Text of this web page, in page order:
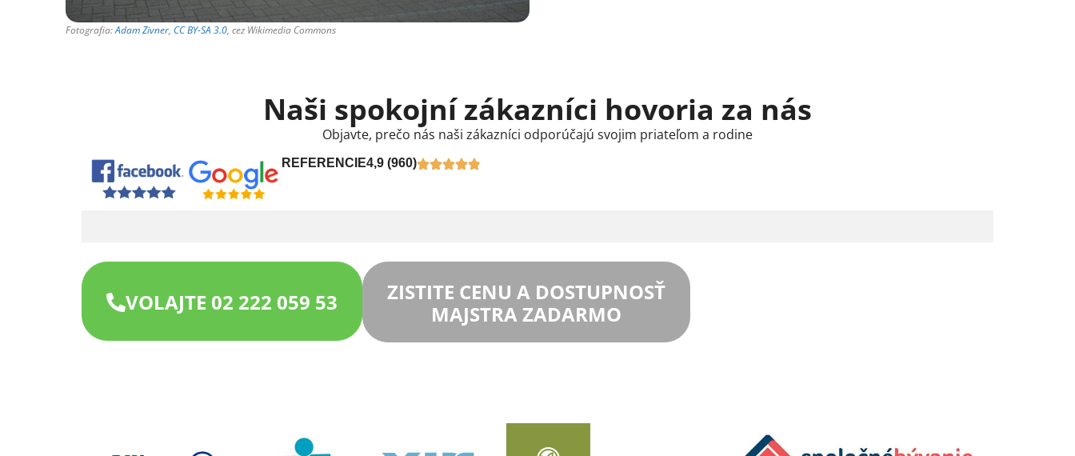
Fotografia:Adam Zivner, CC BY-SA 3.0, cez Wikimedia Commons
Naši spokojní zákazníci hovoria za nás
Objavte, prečo nás naši zákazníci odporúčajú svojim priateľom a rodine
REFERENCIE4,9 (960)
VOLAJTE 02 222 059 53
ZISTITE CENU A DOSTUPNOSŤ
MAJSTRA ZADARMO